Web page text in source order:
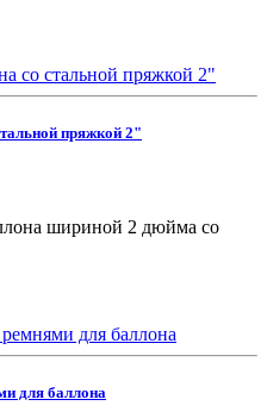
пряжкой 2"
шириной 2 дюйма со
для баллона